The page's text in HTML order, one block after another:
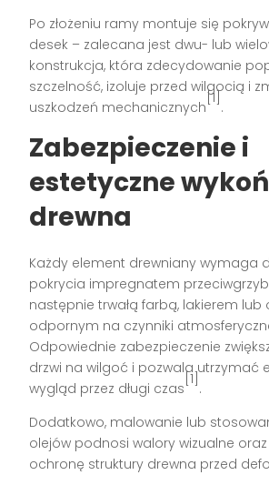
Po złożeniu ramy montuje się
desek – zalecana jest dwu- lub
konstrukcja, która zdecydowanie
szczelność, izoluje przed wilgocią i
uszkodzeń mechanicznych
[1]
.
Zabezpieczenie i
estetyczne
drewna
Każdy element drewniany wymaga
pokrycia impregnatem
następnie trwałą farbą, lakierem lub
odpornym na czynniki
Odpowiednie zabezpieczenie
drzwi na wilgoć i pozwala utrzymać
wygląd przez długi czas
[1]
.
Dodatkowo, malowanie lub
olejów podnosi walory wizualne
ochronę struktury drewna przed